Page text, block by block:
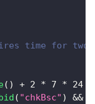
time for two
( ) + 2 * 7 * 24
( "chkBsc" ) &&